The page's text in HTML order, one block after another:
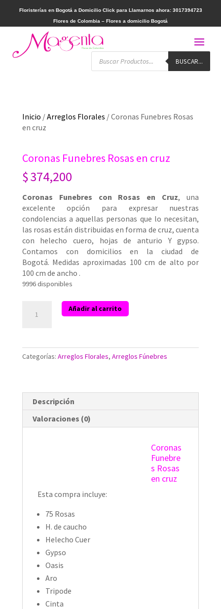
Floristerías en Bogotá a Domicilio Click para Llamarnos ahora: 3017394723
Flores de Colombia – Flores a domicilio Bogotá
Búsqueda
productos
BUSCAR...
Inicio /Arreglos Florales / Coronas Funebres Rosas
en cruz
Coronas Funebres Rosas en cruz
$374,200
Coronas Funebres con Rosas en Cruz, una
excelente opción para expresar nuestras
condolencias a aquellas personas que lo necesitan,
las rosas están distribuidas en forma de cruz, cuenta
con helecho cuero, hojas de anturio Y gypso.
Contamos con domicilios en la ciudad de
Bogotá. Medidas aproximadas 100 cm de alto por
100 cm de ancho .
9996 disponibles
Funebres
cruz
cantidad
Añadir al carrito
Categorías: Arreglos Florales, Arreglos Fúnebres
Descripción
Valoraciones (0)
Coronas
Funebre
s Rosas
en cruz
Esta compra incluye:
75 Rosas
H. de caucho
Helecho Cuer
Gypso
Oasis
Aro
Tripode
Cinta